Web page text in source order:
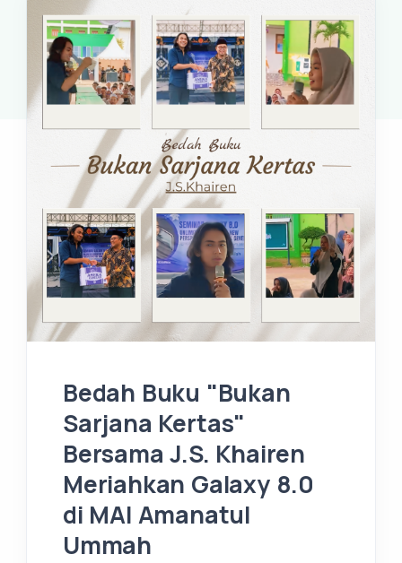
Bedah Buku "Bukan
Sarjana Kertas"
Bersama J.S. Khairen
Meriahkan Galaxy 8.0
di MAI Amanatul
Ummah